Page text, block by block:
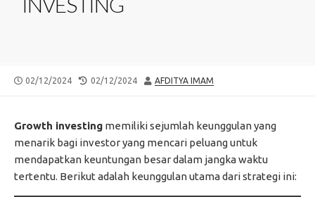
PUBLISHED
02/12/2024
LAST
02/12/2024 AUTHOR
AFDITYA IMAM
Growth investing memiliki sejumlah keunggulan yang
menarik bagi investor yang mencari peluang untuk
mendapatkan keuntungan besar dalam jangka waktu
tertentu. Berikut adalah keunggulan utama dari strategi ini: